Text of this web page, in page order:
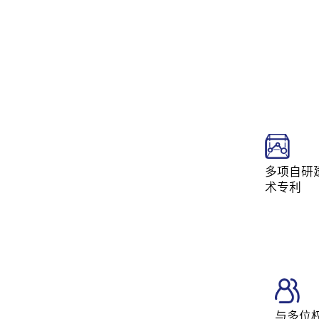
与多位
多项自研
术专利